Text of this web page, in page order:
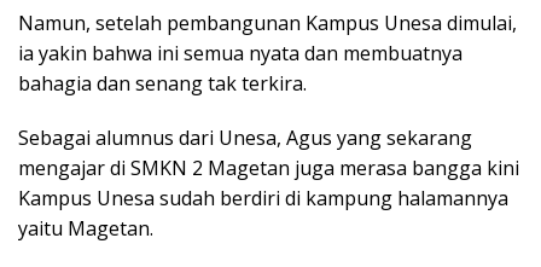
Namun, setelah pembangunan Kampus Unesa dimulai,
ia yakin bahwa ini semua nyata dan membuatnya
bahagia dan senang tak terkira.
Sebagai alumnus dari Unesa, Agus yang sekarang
mengajar di SMKN 2 Magetan juga merasa bangga kini
Kampus Unesa sudah berdiri di kampung halamannya
yaitu Magetan.